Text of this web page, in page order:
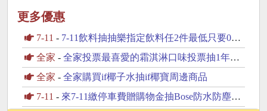
更多優惠
7-11 - 7-11飲料抽抽樂指定飲料任2件最低只要0元起
全家 - 全家投票最喜愛的霜淇淋口味投票抽1年份霜淇淋
全家 - 全家購買if椰子水抽if椰寶周邊商品
7-11 - 來7-11繳停車費贈購物金抽Bose防水防塵藍芽喇叭